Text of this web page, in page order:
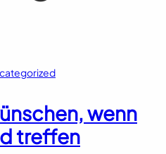
wenn
treffen